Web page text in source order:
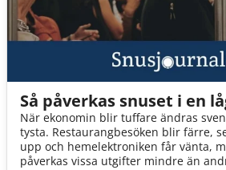
Så påverkas snuset i en
När ekonomin blir tuffare ändras
tysta. Restaurangbesöken blir färre,
upp och hemelektroniken får vänta,
påverkas vissa utgifter mindre än